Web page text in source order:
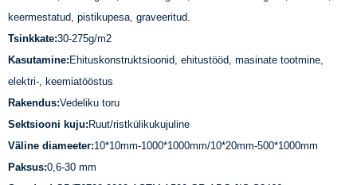
keermestatud, pistikupesa, graveeritud.
Tsinkkate:30-275g/m2
Kasutamine: Ehituskonstruktsioonid, ehitustööd, masinate tootmine,
elektri-, keemiatööstus
Rakendus:Vedeliku toru
Sektsiooni kuju: Ruut/ristkülikukujuline
Väline diameeter:10*10mm-1000*1000mm/10*20mm-500*1000mm
Paksus:0,6-30 mm